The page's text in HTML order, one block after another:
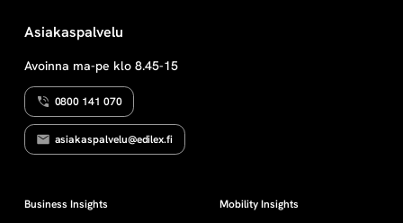
h
d
o
Asiakaspalvelu
Avoinna ma-pe klo 8.45-15
0800 141 070
asiakaspalvelu@edilex.fi
Business Insights
Mobility Insights